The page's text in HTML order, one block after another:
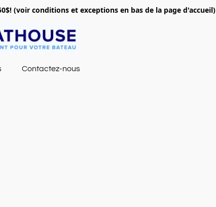
(voir conditions et exceptions en bas de la page d'accueil)
Contactez-nous